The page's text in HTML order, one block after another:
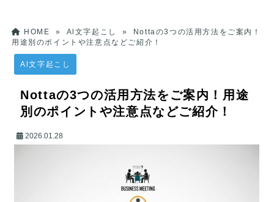
HOME » Al文字起こし »
Nottaの3つの活用方法をご案内！
用途別のポイントや注意点などご紹介！
Al文字起こし
Nottaの3つの活用方法をご案内！用途
別のポイントや注意点などご紹介！
2026.01.28